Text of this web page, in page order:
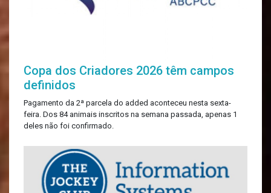
Copa dos Criadores 2026 têm campos
definidos
Pagamento da 2ª parcela do added aconteceu nesta sexta-
feira. Dos 84 animais inscritos na semana passada, apenas 1
deles não foi confirmado.